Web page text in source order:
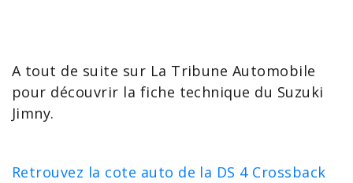
A tout de suite sur La Tribune Automobile
pour découvrir la fiche technique du Suzuki
Jimny.
Retrouvez la cote auto de la DS 4 Crossback